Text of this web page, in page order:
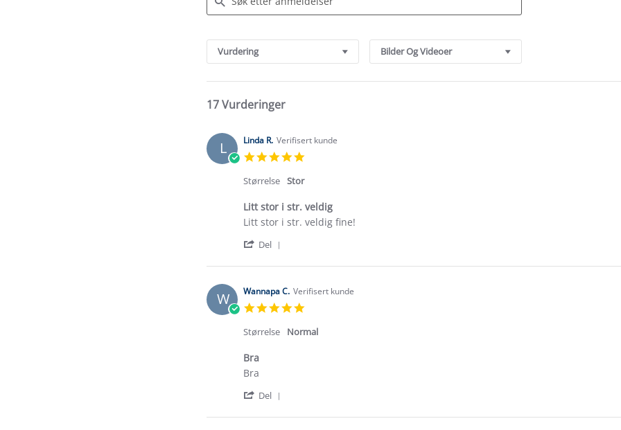
Reviews
Vurdering Bilder Og Videoer
17 Vurderinger
L Linda R. Verifisert kunde
Størrelse Stor
Litt stor i str. veldig
Review
Linda
on
Jul
2026
review
Litt
i
veldig
Litt stor i str. veldig fine!
Del
Review
Linda
R.
on
8
Jul
W Wannapa C. Verifisert kunde
rating
Størrelse Normal
Bra
Review
Wannapa
on
review
Bra
Bra
Del
Review